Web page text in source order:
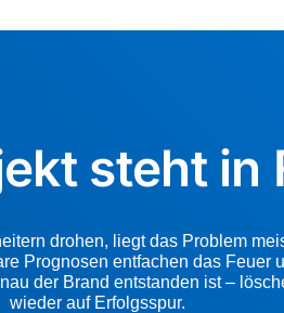
steht in
drohen, liegt das Problem
Prognosen entfachen das Feuer
der Brand entstanden ist –
wieder auf Erfolgsspur.